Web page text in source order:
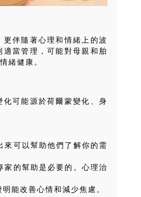
伴隨著心理和情緒上的波
當管理，可能對母親和胎
緒健康。
可能源於荷爾蒙變化、身
可以幫助他們了解你的需
的幫助是必要的。心理治
能改善心情和減少焦慮。